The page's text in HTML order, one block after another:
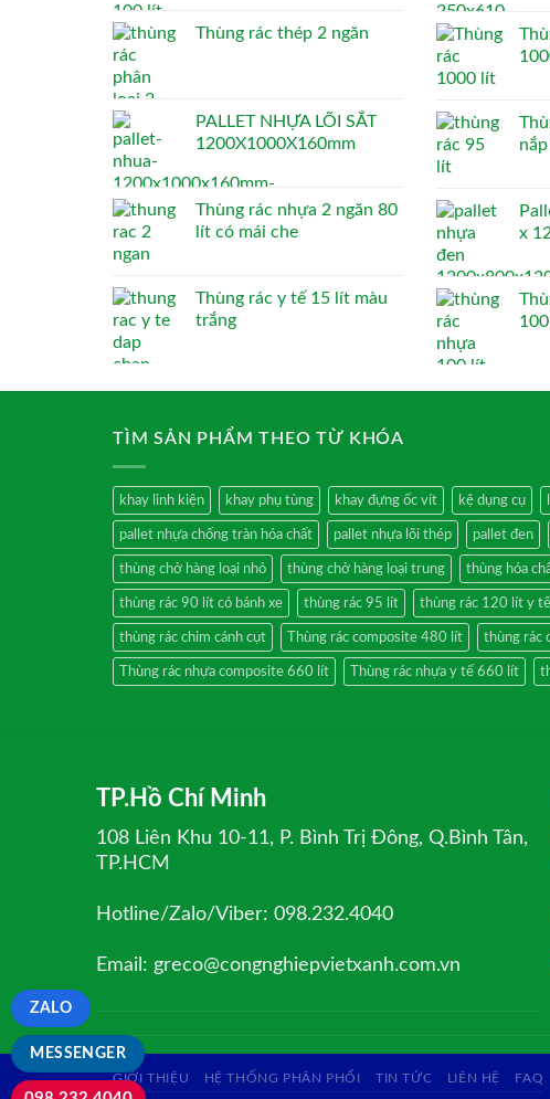
Thùng rác thép 2 ngăn
PALLET NHỰA LÕI SẮT
1200X1000X160mm
Thùng rác nhựa 2 ngăn 80
lít có mái che
Thùng rác y tế 15 lít màu
trắng
x
TÌM SẢN PHẨM THEO TỪ KHÓA
khay linh kiện khay phụ tùng khay đựng ốc vít kệ dụng cụ
pallet nhựa chống tràn hóa chất pallet nhựa lõi thép pallet đen
thùng chở hàng loại nhỏ thùng chở hàng loại trung thùng hóa
thùng rác 90 lít có bánh xe thùng rác 95 lít thùng rác 120 lít y
thùng rác chim cánh cụt Thùng rác composite 480 lít thùng rác
Thùng rác nhựa composite 660 lít Thùng rác nhựa y tế 660 lít
TP.Hồ Chí Minh
108 Liên Khu 10-11, P. Bình Trị Đông, Q.Bình Tân,
TP.HCM
Hotline/Zalo/Viber: 098.232.4040
Email: greco@congnghiepvietxanh.com.vn
GIỚI THIỆU HỆ THỐNG PHÂN PHỐI TIN TỨC LIÊN HỆ FAQ
MESSENGER
ZALO